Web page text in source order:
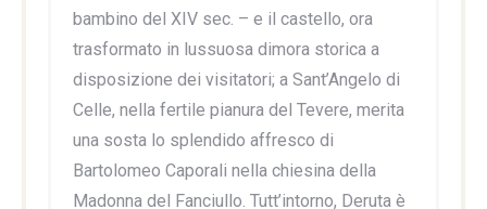
bambino del XIV sec. – e il castello, ora
trasformato in lussuosa dimora storica a
disposizione dei visitatori; a Sant’Angelo di
Celle, nella fertile pianura del Tevere, merita
una sosta lo splendido affresco di
Bartolomeo Caporali nella chiesina della
Madonna del Fanciullo. Tutt’intorno, Deruta è